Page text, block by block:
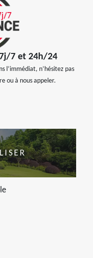
7j/7 et 24h/24
l’immédiat, n’hésitez pas
ou à nous appeler.